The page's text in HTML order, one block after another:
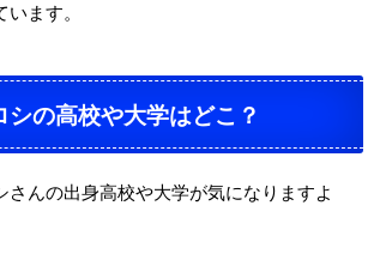
ます。
シの高校や大学はどこ？
さんの出身高校や大学が気になりますよ